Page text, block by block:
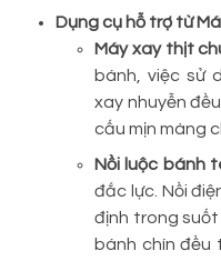
Dụng cụ hỗ trợ từ
Máy xay thịt
bánh, việc sử
xay nhuyễn
cấu mịn màng
Nồi luộc bánh
đắc lực. Nồi
định trong
bánh chín đều